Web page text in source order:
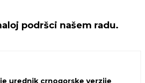
podršci našem radu.
urednik crnogorske verzije